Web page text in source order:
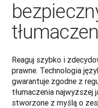
Reaguj szybko i
prawne. Technologia
gwarantuje zgodne z
tłumaczenia najwyższej
stworzone z myślą o